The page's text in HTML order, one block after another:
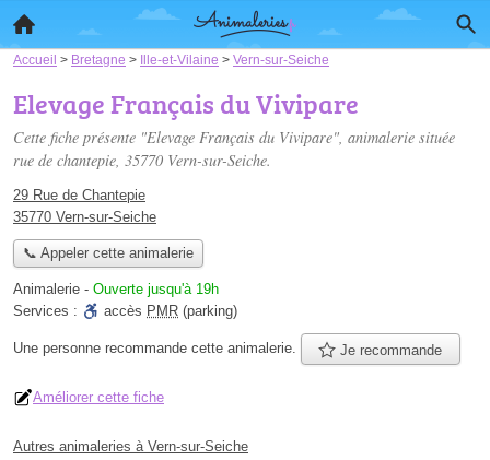
Accueil > Bretagne > Ille-et-Vilaine > Vern-sur-Seiche
Elevage Français du Vivipare
Cette fiche présente "Elevage Français du Vivipare", animalerie située
rue de chantepie, 35770 Vern-sur-Seiche.
29 Rue de Chantepie
35770 Vern-sur-Seiche
📞 Appeler cette animalerie
Animalerie - Ouverte jusqu'à 19h
Services :
accès PMR (parking)
Une personne recommande cette animalerie. Je recommande
Améliorer cette fiche
Autres animaleries à Vern-sur-Seiche